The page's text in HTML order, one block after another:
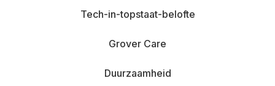
Tech-in-topstaat-belofte
Grover Care
Duurzaamheid